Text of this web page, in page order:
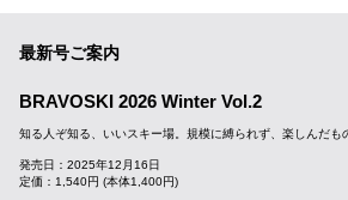
最新号ご案内
BRAVOSKI 2026 Winter Vol.2
知る人ぞ知る、いいスキー場。規模に縛られず、楽しんだも
発売日：2025年12月16日
定価：1,540円 (本体1,400円)